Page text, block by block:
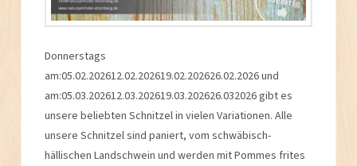
Donnerstags
am:05.02.202612.02.202619.02.202626.02.2026 und
am:05.03.202612.03.202619.03.202626.032026 gibt es
unsere beliebten Schnitzel in vielen Variationen. Alle
unsere Schnitzel sind paniert, vom schwäbisch-
hällischen Landschwein und werden mit Pommes frites